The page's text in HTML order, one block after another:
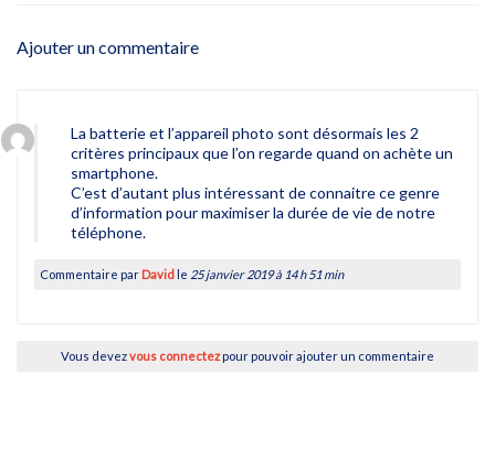
Ajouter un commentaire
La batterie et l’appareil photo sont désormais les 2
critères principaux que l’on regarde quand on achète un
smartphone.
C’est d’autant plus intéressant de connaitre ce genre
d’information pour maximiser la durée de vie de notre
téléphone.
Commentaire par Davidle 25 janvier 2019 à 14 h 51 min
Vous devezvous connectezpour pouvoir ajouter un commentaire